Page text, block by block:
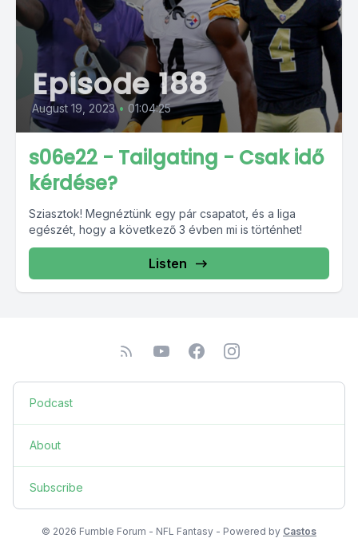
Episode 188
August 19, 2023 • 01:04:25
s06e22 - Tailgating - Csak idő
kérdése?
Sziasztok! Megnéztünk egy pár csapatot, és a liga
egészét, hogy a következő 3 évben mi is történhet!
Listen
Podcast
About
Subscribe
© 2026 Fumble Forum - NFL Fantasy - Powered by Castos